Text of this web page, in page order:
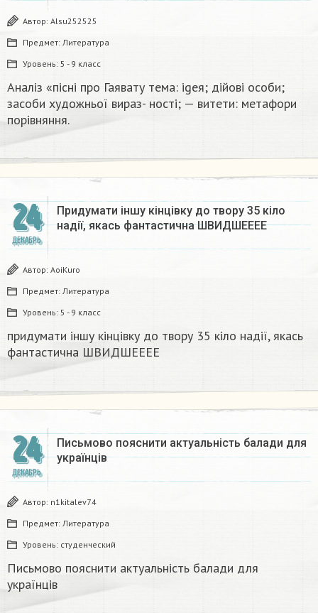
Автор: Alsu252525
Предмет: Литература
Уровень: 5 - 9 класс
Аналіз «пісні про Гаявату тема: igeя; дійові особи;
засоби художньої вираз- ності; — витети: метафори
порівняння.​
24
ДЕКАБРЬ
Придумати іншу кінцівку до твору 35 кіло
надії, якась фантастична​ ШВИДШЕЕЕЕ
Автор: AoiKuro
Предмет: Литература
Уровень: 5 - 9 класс
придумати іншу кінцівку до твору 35 кіло надії, якась
фантастична​ ШВИДШЕЕЕЕ
24
ДЕКАБРЬ
Письмово пояснити актуальність балади для
українців
Автор: n1kitalev74
Предмет: Литература
Уровень: студенческий
Письмово пояснити актуальність балади для
українців